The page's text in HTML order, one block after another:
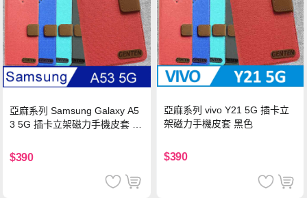
亞麻系列 Samsung Galaxy A5
3 5G 插卡立架磁力手機皮套 藍
$390
亞麻系列 vivo Y21 5G 插卡立
架磁力手機皮套 黑色
$390